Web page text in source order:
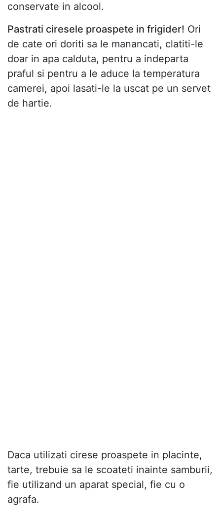
conservate in alcool.
Pastrati ciresele proaspete in frigider! Ori
de cate ori doriti sa le manancati, clatiti-le
doar in apa calduta, pentru a indeparta
praful si pentru a le aduce la temperatura
camerei, apoi lasati-le la uscat pe un servet
de hartie.
Daca utilizati cirese proaspete in placinte,
tarte, trebuie sa le scoateti inainte samburii,
fie utilizand un aparat special, fie cu o
agrafa.